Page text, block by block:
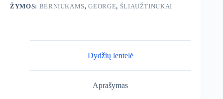
ŽYMOS: BERNIUKAMS,GEORGE, ŠLIAUŽTINUKAI
Dydžių lentelė
Aprašymas